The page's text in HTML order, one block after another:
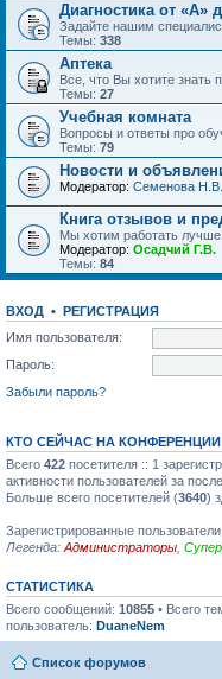
Диагностика от «А»
Задайте нашим
Темы: 338
Аптека
Все, что Вы хотите знать
Темы: 27
Учебная комната
Вопросы и ответы про
Темы: 79
Новости и
Модератор: Семенова Н.В.
Книга отзывов и
Мы хотим работать
Модератор: Осадчий Г.В.
Темы: 84
ВХОД • РЕГИСТРАЦИЯ
Имя пользователя:
Пароль:
Забыли пароль?
КТО СЕЙЧАС НА КОНФЕРЕНЦИИ
Всего 422 посетителя :: 1
активности пользователей за
Больше всего посетителей (3640)
Зарегистрированные пользователи:
Легенда: Администраторы
СТАТИСТИКА
Всего сообщений: 10855 • Всего
пользователь: DuaneNem
Список форумов